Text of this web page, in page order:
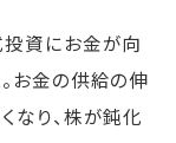
投資にお金が向
お金の供給の伸
なり、株が鈍化